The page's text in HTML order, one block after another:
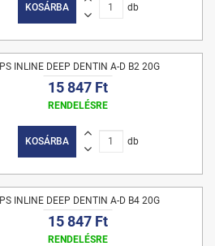
KOSÁRBA db
IPS INLINE DEEP DENTIN A-D B2 20G
15 847 Ft
RENDELÉSRE
KOSÁRBA db
IPS INLINE DEEP DENTIN A-D B4 20G
15 847 Ft
RENDELÉSRE